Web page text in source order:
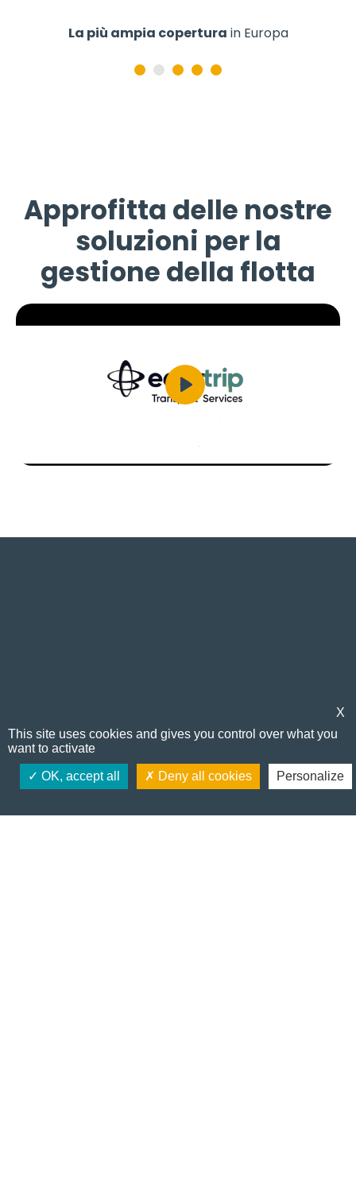
La più ampia copertura in Europa
Approfitta delle nostre
soluzioni per la
gestione della flotta
Seguici
X
This site uses cookies and gives you control over what you
want to activate
OK, accept all Deny all cookies Personalize